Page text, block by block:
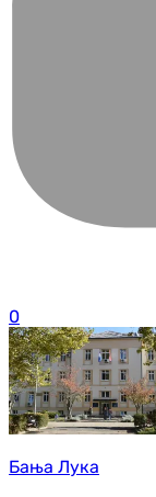
0
Бања Лука